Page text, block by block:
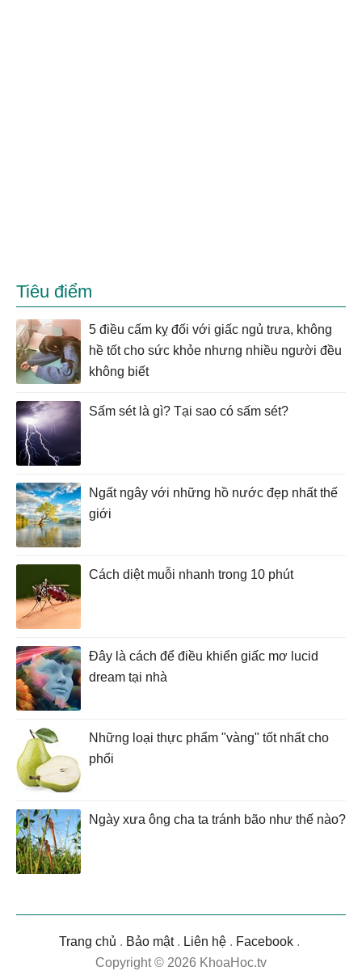
Tiêu điểm
5 điều cấm kỵ đối với giấc ngủ trưa, không
hề tốt cho sức khỏe nhưng nhiều người đều
không biết
Sấm sét là gì? Tại sao có sấm sét?
Ngất ngây với những hồ nước đẹp nhất thế
giới
Cách diệt muỗi nhanh trong 10 phút
Đây là cách để điều khiển giấc mơ lucid
dream tại nhà
Những loại thực phẩm "vàng" tốt nhất cho
phổi
Ngày xưa ông cha ta tránh bão như thế nào?
Trang chủ . Bảo mật. Liên hệ . Facebook .
Copyright © 2026 KhoaHoc.tv